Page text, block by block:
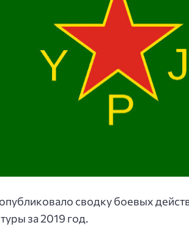
сводку боевых
за 2019 год.